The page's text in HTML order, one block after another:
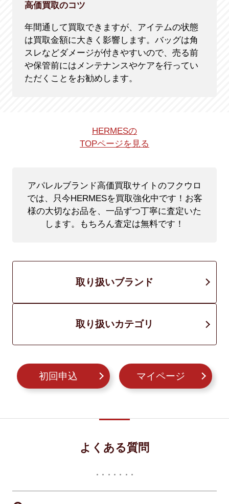
高価買取のコツ
年間通して買取できますが、アイテムの状態
は買取金額に大きく影響します。バッグは角
スレなどダメージが付きやすいので、売る前
や保管前にはメンテナンスやケアを行ってい
ただくことをお勧めします。
HERMESの
TOPページを見る
アパレルブランド高価買取サイトのフクウロ
では、只今HERMESを買取強化中です！ お客
様の大切なお品を、一品ずつ丁寧に査定いた
します。もちろん査定は無料です！
取り扱いブランド
取り扱いカテゴリ
初回申込 マイページ
よくある質問